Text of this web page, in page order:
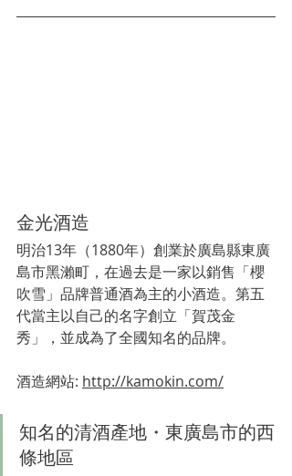
金光酒造
明治13年（1880年）創業於廣島縣東廣
島市黑瀨町，在過去是一家以銷售「櫻
吹雪」品牌普通酒為主的小酒造。第五
代當主以自己的名字創立「賀茂金
秀」，並成為了全國知名的品牌。
酒造網站: http://kamokin.com/
知名的清酒產地・東廣島市的西
條地區